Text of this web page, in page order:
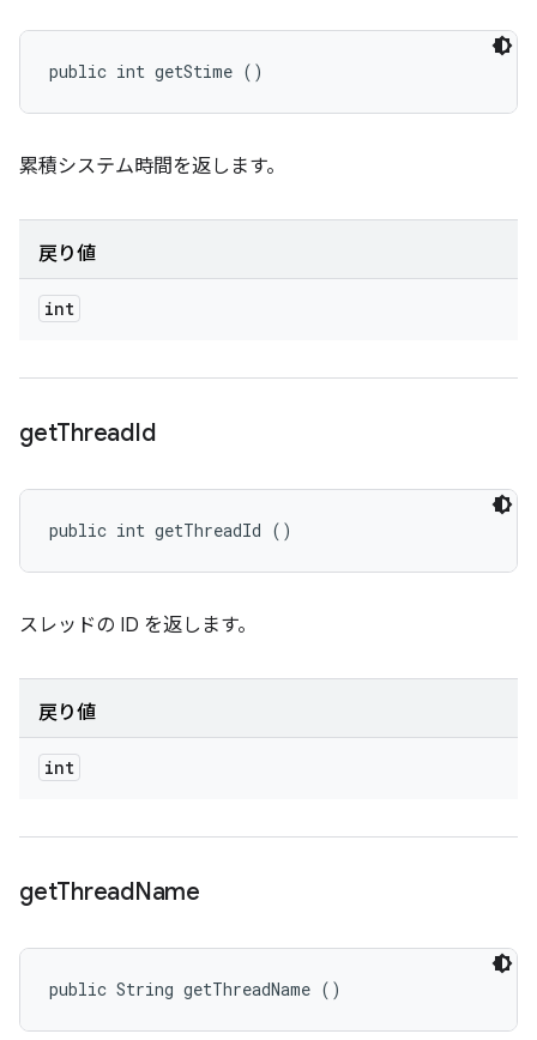
public int getStime ()
累積システム時間を返します。
戻り値
int
getThreadId
public int getThreadId ()
スレッドの ID を返します。
戻り値
int
getThreadName
public String getThreadName ()